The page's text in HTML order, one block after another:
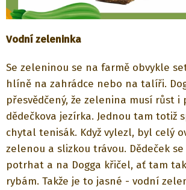
Vodní zeleninka
Se zeleninou se na farmě obvykle
hlíně na zahrádce nebo na talíři.
přesvědčený, že zelenina musí růst i
dědečkova jezírka. Jednou tam totiž
chytal tenisák. Když vylezl, byl celý
zelenou a slizkou trávou. Dědeček
potrhat a na Dogga křičel, ať tam
rybám. Takže je to jasné - vodní